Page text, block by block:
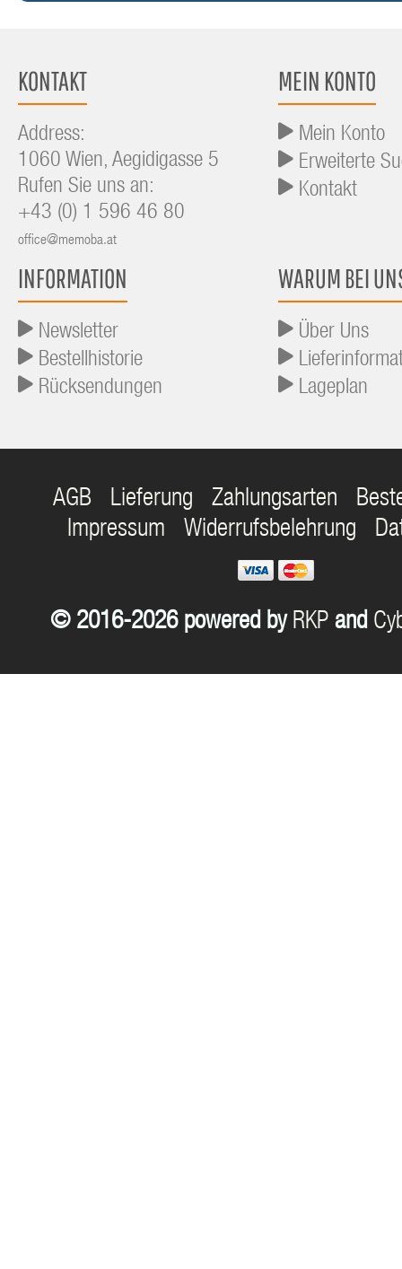
KONTAKT
Address:
1060 Wien, Aegidigasse 5
Rufen Sie uns an:
+43 (0) 1 596 46 80
office@memoba.at
MEIN KONTO
Mein Konto
Erweiterte
Kontakt
INFORMATION
Newsletter
Bestellhistorie
Rücksendungen
WARUM BEI
Über Uns
Lageplan
AGB Lieferung Zahlungsarten
Impressum
Widerrufsbelehrung
© 2016-2026 powered by RKP and